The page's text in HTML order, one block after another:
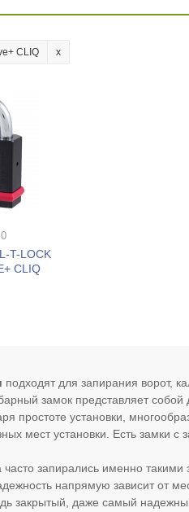
CLIQ
T-LOCK
CLIQ
подходят для запирания ворот,
замок представляет собой
простоте установки,
мест установки. Есть замки
часто запирались именно
напрямую зависит от
закрытый, даже самый